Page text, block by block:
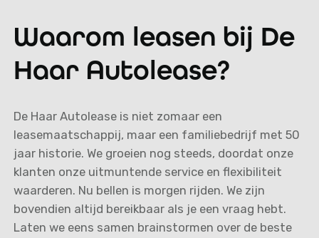
Waarom leasen bij De
Haar Autolease?
De Haar Autolease is niet zomaar een
leasemaatschappij, maar een familiebedrijf met 50
jaar historie. We groeien nog steeds, doordat onze
klanten onze uitmuntende service en flexibiliteit
waarderen. Nu bellen is morgen rijden. We zijn
bovendien altijd bereikbaar als je een vraag hebt.
Laten we eens samen brainstormen over de beste